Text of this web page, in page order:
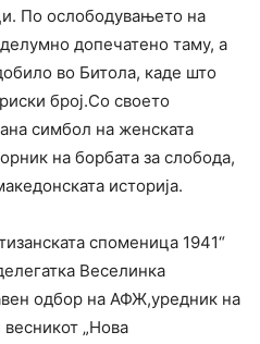
По ослободувањето на
допечатено таму, а
во Битола, каде што
број.Со своето
симбол на женската
на борбата за слобода,
историја.
споменица 1941“
Веселинка
одбор на АФЖ,уредник на
„Нова